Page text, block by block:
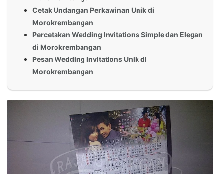
Cetak Undangan Perkawinan Unik di
Morokrembangan
Percetakan Wedding Invitations Simple dan Elegan
di Morokrembangan
Pesan Wedding Invitations Unik di
Morokrembangan